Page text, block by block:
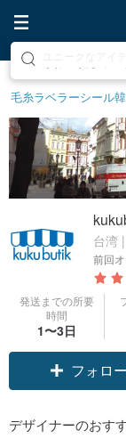
毛糸ラベラーシール
台湾
前回
発送までの所要
時間
1〜3日
フォロ
デザイナーのおす